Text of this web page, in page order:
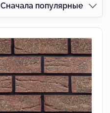
Сначала популярные